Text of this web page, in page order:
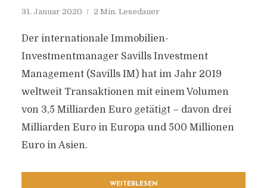
31. Januar 2020 2 Min. Lesedauer
Der internationale Immobilien-
Investmentmanager Savills Investment
Management (Savills IM) hat im Jahr 2019
weltweit Transaktionen mit einem Volumen
von 3,5 Milliarden Euro getätigt – davon drei
Milliarden Euro in Europa und 500 Millionen
Euro in Asien.
WEITERLESEN